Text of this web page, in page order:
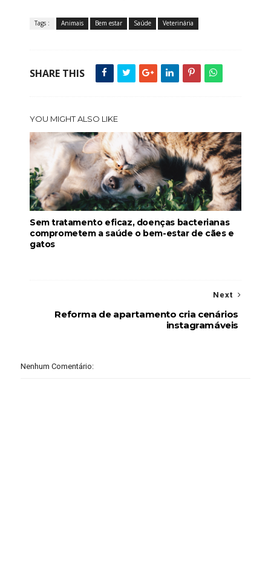
Tags : Animais Bem estar Saúde Veterinária
SHARE THIS
YOU MIGHT ALSO LIKE
Sem tratamento eficaz, doenças bacterianas
comprometem a saúde o bem-estar de cães e
gatos
Next
Reforma de apartamento cria cenários
instagramáveis
Nenhum Comentário: